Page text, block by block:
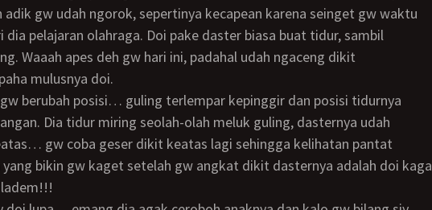
adik gw udah ngorok, sepertinya kecapean karena seinget gw waktu
dia pelajaran olahraga. Doi pake daster biasa buat tidur, sambil
Waaah apes deh gw hari ini, padahal udah ngaceng dikit
mulusnya doi.
Dia tidur miring seolah-olah meluk guling, dasternya udah
gw coba geser dikit keatas lagi sehingga kelihatan pantat
yang bikin gw kaget setelah gw angkat dikit dasternya adalah doi kaga